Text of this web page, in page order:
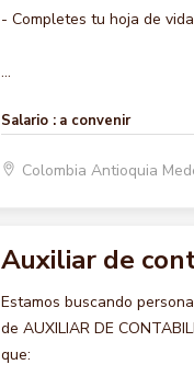
- Completes tu hoja de
...
Salario : a convenir
Colombia Antioquia
Auxiliar de
Estamos buscando
de AUXILIAR DE
que: